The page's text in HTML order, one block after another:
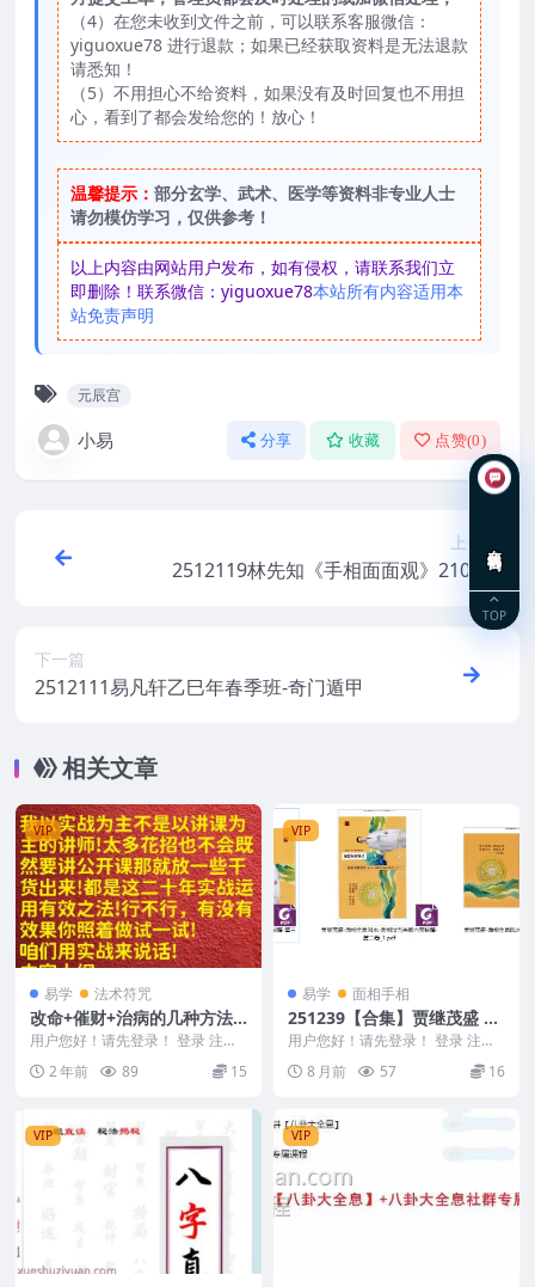
（4）在您未收到文件之前，可以联系客服微信：
yiguoxue78 进行退款；如果已经获取资料是无法退款
请悉知！
（5）不用担心不给资料，如果没有及时回复也不用担
心，看到了都会发给您的！放心！
温馨提示： 部分玄学、武术、医学等资料非专业人士
请勿模仿学习，仅供参考！
以上内容由网站用户发布，如有侵权，请联系我们立
即删除！联系微信：yiguoxue78本站所有内容适用本
站免责声明
元辰宫
小易 分享 收藏 点赞(0)
上一篇
2512119林先知《手相面面观》210页Y
下一篇
2512111易凡轩乙巳年春季班-奇门遁甲
相关文章
VIP
易学 法术符咒
改命+催财+治病的几种方法
冷山司令调理改运实战视频1
集
用户您好！请先登录！ 登录 注册
241192 冷山司令调理改运实战视
频1集 我...
2 年前 89 15
VIP
易学 面相手相
251239【合集】贾继茂盛 贾
淇珵 面相全息风水系列PDF
文档3册Y
用户您好！请先登录！ 登录 注册
【合集】贾继茂盛 贾淇珵 面相全
息风水系列PD...
8 月前 57 16
VIP VIP
TOP